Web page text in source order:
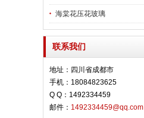
海棠花压花玻璃
联系我们
地址：四川省成都市
手机：18084823625
Q Q：1492334459
邮件： 1492334459@qq.com